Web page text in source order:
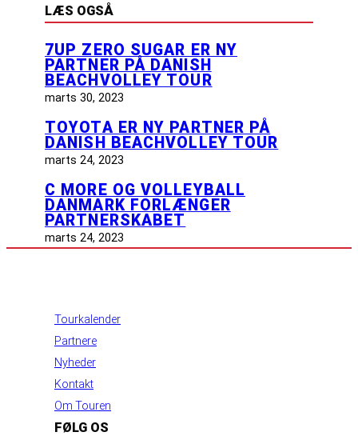
LÆS OGSÅ
7UP ZERO SUGAR ER NY
PARTNER PÅ DANISH
BEACHVOLLEY TOUR
marts 30, 2023
TOYOTA ER NY PARTNER PÅ
DANISH BEACHVOLLEY TOUR
marts 24, 2023
C MORE OG VOLLEYBALL
DANMARK FORLÆNGER
PARTNERSKABET
marts 24, 2023
Tourkalender
Partnere
Nyheder
Kontakt
Om Touren
FØLG OS